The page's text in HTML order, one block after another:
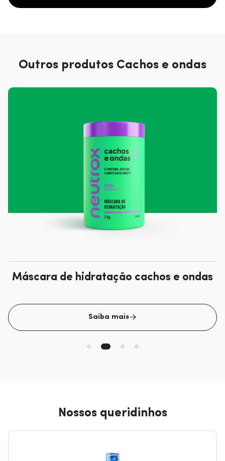
Outros produtos Cachos e ondas
Máscara de hidratação cachos e ondas
Saiba mais
Nossos queridinhos